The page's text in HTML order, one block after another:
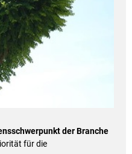
der Branche
für die